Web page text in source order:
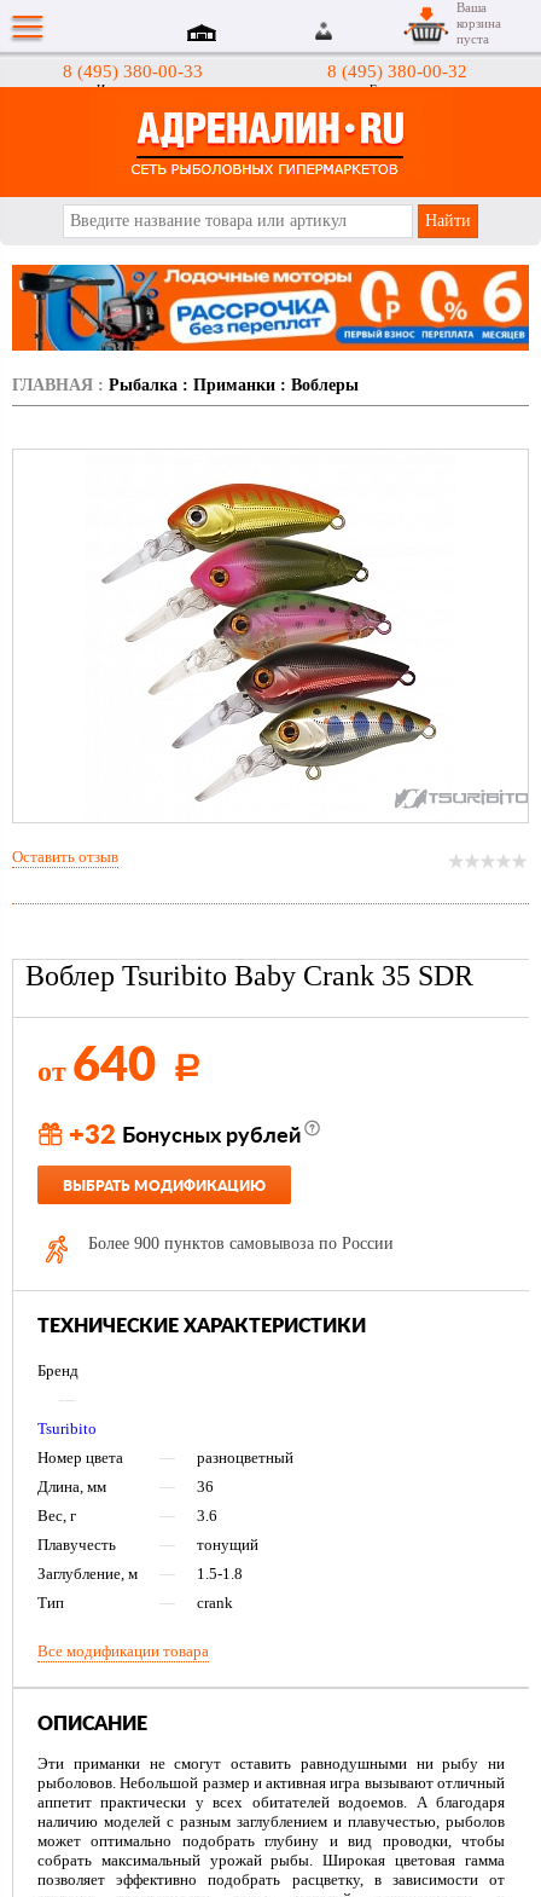
8 (495) 380-00-33
Интернет-магазин
8 (495) 380-00-32
Гипермаркеты
Ваша
корзина
пуста
ГЛАВНАЯ : Рыбалка : Приманки : Воблеры
Воблер Tsuribito Baby Crank 35 SDR
от 640 Р
+32 Бонусных рублей
ВЫБРАТЬ МОДИФИКАЦИЮ
Более 900 пунктов самовывоза по России
ТЕХНИЧЕСКИЕ ХАРАКТЕРИСТИКИ
Бренд
—
Tsuribito
Номер цвета
—
разноцветный
Длина, мм
—
36
Вес, г
—
3.6
Плавучесть
—
тонущий
Заглубление, м
—
1.5-1.8
Тип
— crank
Все модификации товара
ОПИСАНИЕ
Эти приманки не смогут оставить равнодушными ни рыбу ни
рыболовов. Небольшой размер и активная игра вызывают отличный
аппетит практически у всех обитателей водоемов. А благодаря
наличию моделей с разным заглублением и плавучестью, рыболов
может оптимально подобрать глубину и вид проводки, чтобы
собрать максимальный урожай рыбы. Широкая цветовая гамма
позволяет эффективно подобрать расцветку, в зависимости от
Оставить отзыв